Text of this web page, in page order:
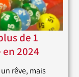
de 1
2024
rêve, mais